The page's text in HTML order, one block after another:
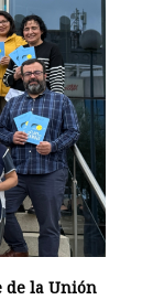
de la Unión